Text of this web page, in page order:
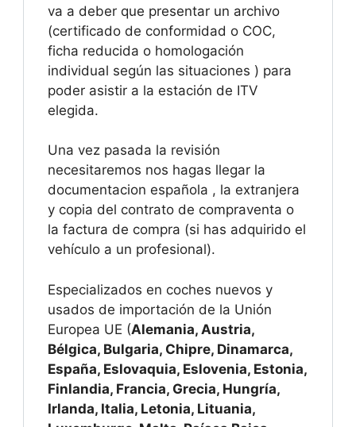
va a deber que presentar un archivo
(certificado de conformidad o COC,
ficha reducida o homologación
individual según las situaciones ) para
poder asistir a la estación de ITV
elegida.
Una vez pasada la revisión
necesitaremos nos hagas llegar la
documentacion española , la extranjera
y copia del contrato de compraventa o
la factura de compra (si has adquirido el
vehículo a un profesional).
Especializados en coches nuevos y
usados de importación de la Unión
Europea UE (Alemania, Austria,
Bélgica, Bulgaria, Chipre, Dinamarca,
España, Eslovaquia, Eslovenia, Estonia,
Finlandia, Francia, Grecia, Hungría,
Irlanda, Italia, Letonia, Lituania,